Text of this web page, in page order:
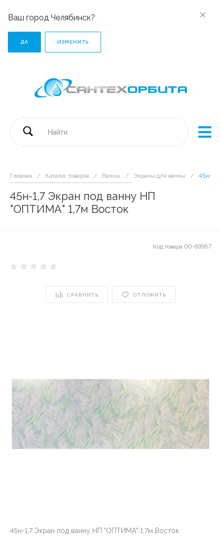
Ваш город Челябинск?
ДА ИЗМЕНИТЬ
Главная / Каталог товаров / Ванны / Экраны для ванны / 45н-
45н-1,7 Экран под ванну НП
"ОПТИМА" 1,7м Восток
Код товара 00-69957
СРАВНИТЬ ОТЛОЖИТЬ
45н-1,7 Экран под ванну НП "ОПТИМА" 1,7м Восток